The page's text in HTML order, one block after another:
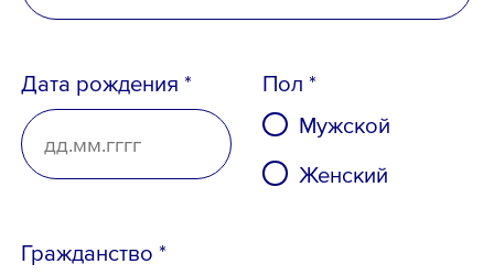
Дата рождения *
Пол *
Мужской
Женский
Гражданство *